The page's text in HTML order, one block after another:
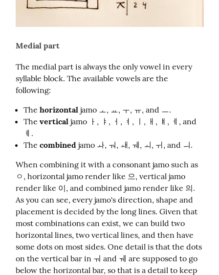
Medial part
The medial part is always the only vowel in every
syllable block. The available vowels are the
following:
The horizontal jamo ㅗ, ㅛ, ㅜ, ㅠ, and ㅡ.
The vertical jamo ㅏ, ㅑ, ㅓ, ㅕ, ㅣ, ㅐ, ㅒ, ㅔ, and
ㅖ.
The combined jamo ㅘ, ㅝ, ㅙ, ㅞ, ㅚ, ㅟ, and ㅢ.
When combining it with a consonant jamo such as
ㅇ, horizontal jamo render like 으, vertical jamo
render like 이, and combined jamo render like 의.
As you can see, every jamo's direction, shape and
placement is decided by the long lines. Given that
most combinations can exist, we can build two
horizontal lines, two vertical lines, and then have
some dots on most sides. One detail is that the dots
on the vertical bar in ㅝ and ㅞ are supposed to go
below the horizontal bar, so that is a detail to keep